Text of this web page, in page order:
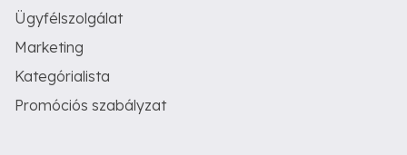
Ügyfélszolgálat
Marketing
Kategórialista
Promóciós szabályzat